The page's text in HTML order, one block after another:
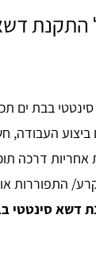
התקנת
בבת ים
העבודה,
דרכה
התפוררות או
דשא סינטטי